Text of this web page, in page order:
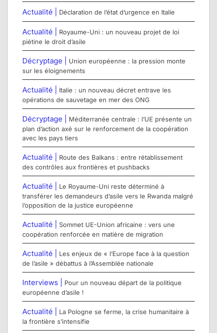
Actualité | Déclaration de l’état d’urgence en Italie
Actualité |
Royaume-Uni : un nouveau projet de loi
piétine le droit d’asile
Décryptage |
Union européenne : la pression monte
sur les éloignements
Actualité |
Italie : un nouveau décret entrave les
opérations de sauvetage en mer des ONG
Décryptage |
Méditerranée centrale : l’UE présente un
plan d’action axé sur le renforcement de la coopération
avec les pays tiers
Actualité |
Route des Balkans : entre rétablissement
des contrôles aux frontières et pushbacks
Actualité |
Le Royaume-Uni reste déterminé à
transférer les demandeurs d’asile vers le Rwanda malgré
l’opposition de la justice européenne
Actualité |
Sommet UE-Union africaine : vers une
coopération renforcée en matière de migration
Actualité |
Les enjeux de « l’Europe face à la question
de l’asile » débattus à l’Assemblée nationale
Interviews |
Pour un nouveau départ de la politique
européenne d’asile !
Actualité |
La Pologne se ferme, la crise humanitaire à
la frontière s’intensifie